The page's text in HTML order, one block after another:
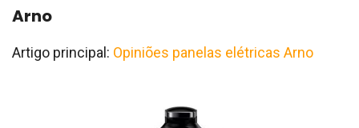
Arno
Artigo principal: Opiniões panelas elétricas Arno